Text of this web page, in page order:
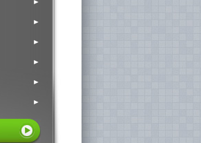
►
►
►
►
►